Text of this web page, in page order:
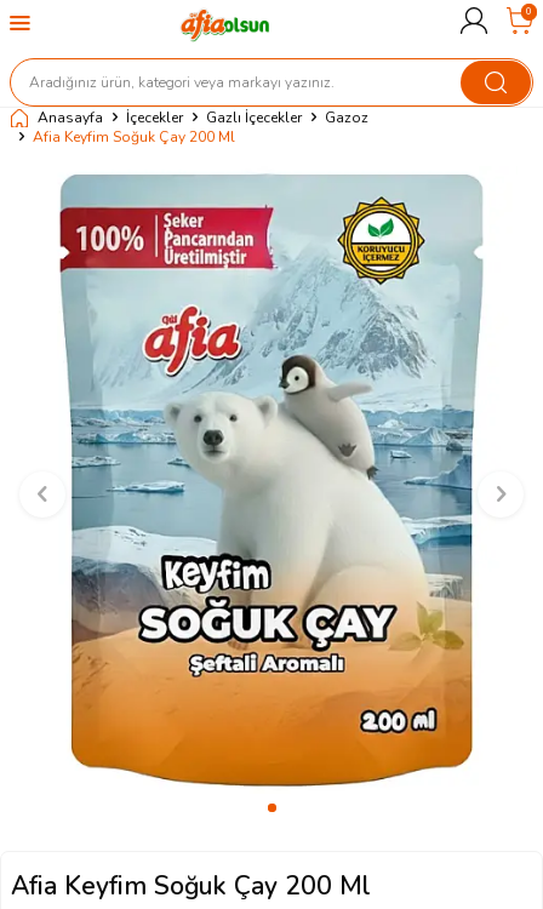
0
Anasayfa İçecekler Gazlı İçecekler
Gazoz
Afia Keyfim Soğuk Çay 200 Ml
Afia Keyfim Soğuk Çay 200 Ml